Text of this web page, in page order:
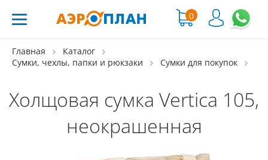
0
Главная
Каталог
Сумки, чехлы, папки и рюкзаки
Сумки для покупок
Холщовая сумка Vertica 105,
неокрашенная